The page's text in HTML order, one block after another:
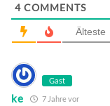
4 COMMENTS
Älteste
Gast
ke 7 Jahre vor